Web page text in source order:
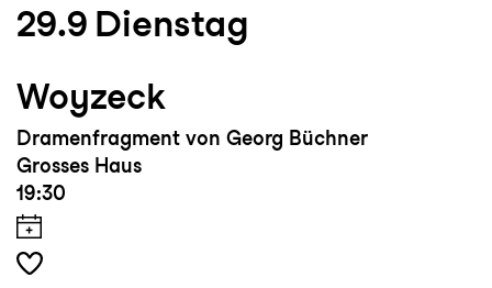
29.9 Dienstag
Woyzeck
Dramenfragment von Georg Büchner
Grosses Haus
19:30